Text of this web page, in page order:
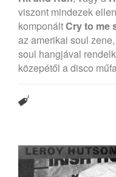
viszont mindezek
komponáltCry to me
az amerikai soul
soul hangjával
közepétől a disco